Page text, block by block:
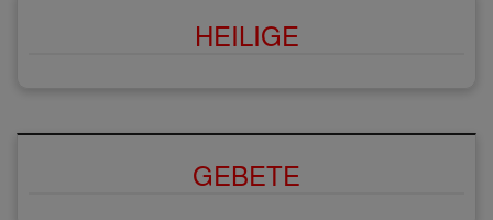
HEILIGE
GEBETE